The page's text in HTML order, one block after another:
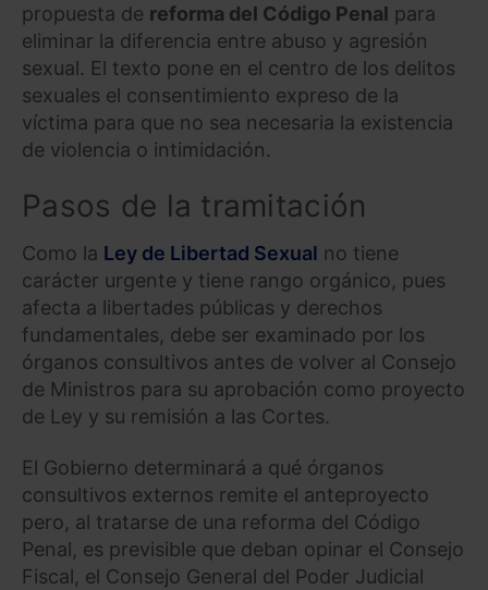
propuesta de reforma del Código Penal para
eliminar la diferencia entre abuso y agresión
sexual. El texto pone en el centro de los delitos
sexuales el consentimiento expreso de la
víctima para que no sea necesaria la existencia
de violencia o intimidación.
Pasos de la tramitación
Como la Ley de Libertad Sexual no tiene
carácter urgente y tiene rango orgánico, pues
afecta a libertades públicas y derechos
fundamentales, debe ser examinado por los
órganos consultivos antes de volver al Consejo
de Ministros para su aprobación como proyecto
de Ley y su remisión a las Cortes.
El Gobierno determinará a qué órganos
consultivos externos remite el anteproyecto
pero, al tratarse de una reforma del Código
Penal, es previsible que deban opinar el Consejo
Fiscal, el Consejo General del Poder Judicial